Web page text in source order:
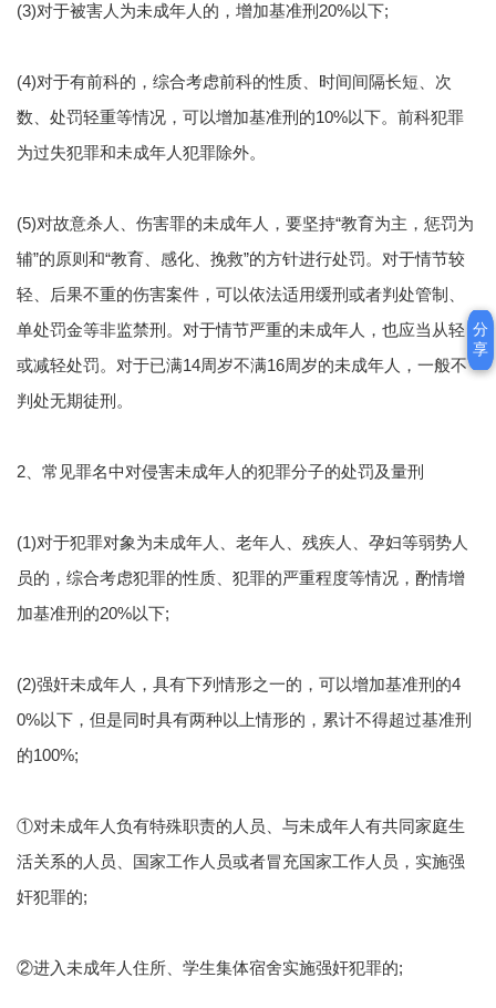
(3)对于被害人为未成年人的，增加基准刑20%以下;
(4)对于有前科的，综合考虑前科的性质、时间间隔长短、次
数、处罚轻重等情况，可以增加基准刑的10%以下。前科犯罪
为过失犯罪和未成年人犯罪除外。
(5)对故意杀人、伤害罪的未成年人，要坚持“教育为主，惩罚为
辅”的原则和“教育、感化、挽救”的方针进行处罚。对于情节较
轻、后果不重的伤害案件，可以依法适用缓刑或者判处管制、
单处罚金等非监禁刑。对于情节严重的未成年人，也应当从轻
或减轻处罚。对于已满14周岁不满16周岁的未成年人，一般不
判处无期徒刑。
2、常见罪名中对侵害未成年人的犯罪分子的处罚及量刑
(1)对于犯罪对象为未成年人、老年人、残疾人、孕妇等弱势人
员的，综合考虑犯罪的性质、犯罪的严重程度等情况，酌情增
加基准刑的20%以下;
(2)强奸未成年人，具有下列情形之一的，可以增加基准刑的4
0%以下，但是同时具有两种以上情形的，累计不得超过基准刑
的100%;
①对未成年人负有特殊职责的人员、与未成年人有共同家庭生
活关系的人员、国家工作人员或者冒充国家工作人员，实施强
奸犯罪的;
②进入未成年人住所、学生集体宿舍实施强奸犯罪的;
分
享
分
享